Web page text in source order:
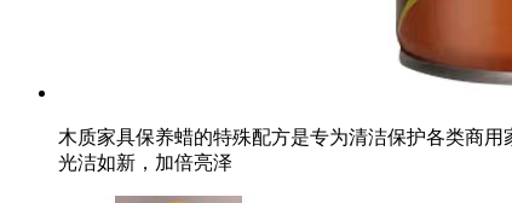
木质家具保养蜡的特殊配方是专为清洁保护各类商
光洁如新，加倍亮泽